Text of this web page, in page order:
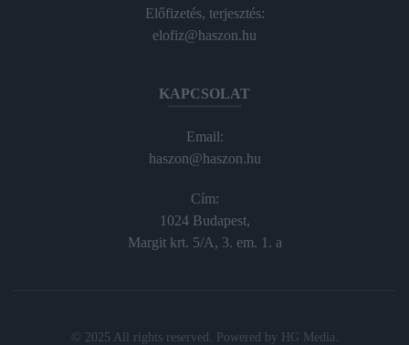
Előfizetés, terjesztés:
elofiz@haszon.hu
KAPCSOLAT
Email:
haszon@haszon.hu
Cím:
1024 Budapest,
Margit krt. 5/A, 3. em. 1. a
© 2025 All rights reserved. Powered by HG Media